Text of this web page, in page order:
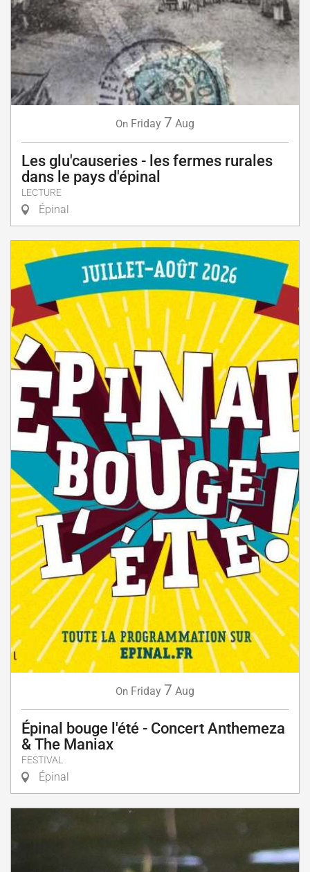
On Friday 7 Aug
Les glu'causeries - les fermes rurales
dans le pays d'épinal
LECTURE
Épinal
On Friday 7 Aug
Épinal bouge l'été - Concert Anthemeza
& The Maniax
FESTIVAL
Épinal